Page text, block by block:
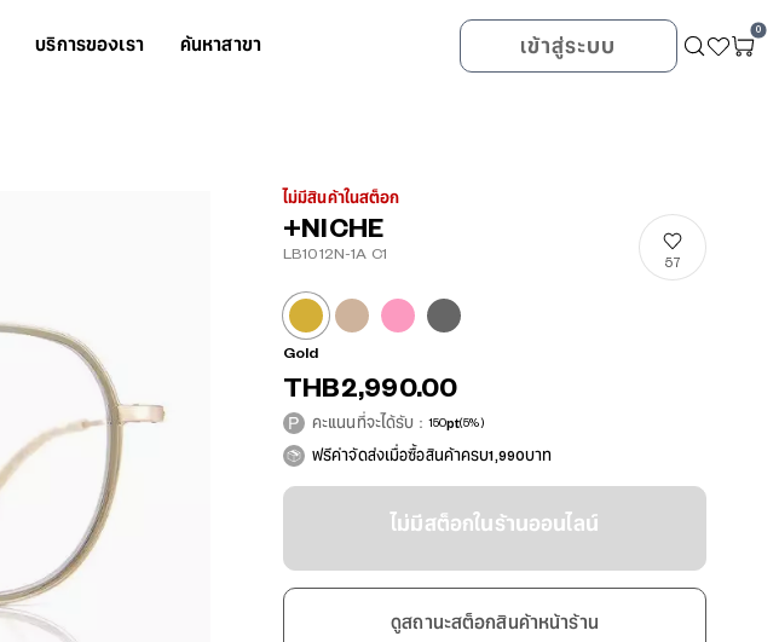
บริการของเรา ค้นหาสาขา เข้าสู่ระบบ
0
ไม่มีสินค้าในสต็อก
+NICHE
LB1012N-1A C1
57
Gold
THB2,990.00
คะแนนที่จะได้รับ：150pt(5%)
ฟรีค่าจัดส่งเมื่อซื้อสินค้าครบ1,990บาท
ไม่มีสต็อกในร้านออนไลน์
ดูสถานะสต็อกสินค้าหน้าร้าน